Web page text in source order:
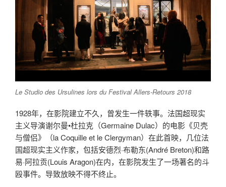
Le Studio des Ursulines lors du Festival Allers-Retours 2018
1928年，在影院建立不久，曾发生一件轶事。法国超现实
主义导演谢尔曼•杜拉克（Germaine Dulac）的电影《贝壳
与僧侣》（la Coquille et le Clergyman）在此首映，几位法
国超现实主义作家，包括安德烈·布勒东(André Breton)和路
易·阿拉贡(Louis Aragon)在内，在影院发生了一场著名的斗
殴事件。导致放映不得不终止。